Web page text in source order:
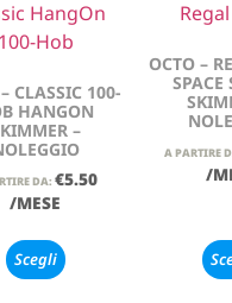
CLASSIC 100-
HANGON
–
DA: €5.50
/MESE
Scegli
OCTO –
SPACE
A PARTIRE
/